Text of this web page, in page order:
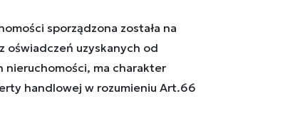
sporządzona została na
oświadczeń uzyskanych od
nieruchomości, ma charakter
handlowej w rozumieniu Art.66